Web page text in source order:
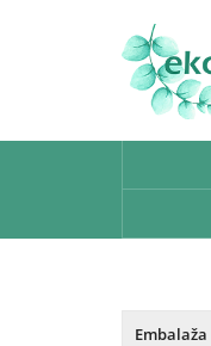
Embalaža